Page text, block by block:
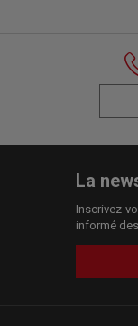
La
Inscrivez-
informé